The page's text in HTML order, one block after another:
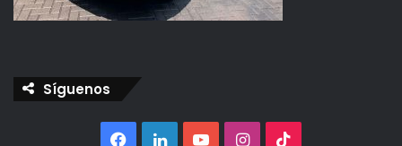
Síguenos
Facebook
LinkedInYouTubeInstagram